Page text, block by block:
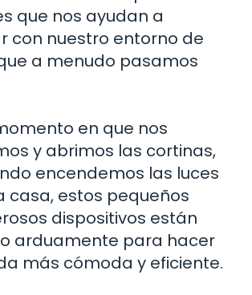
que nos ayudan a
con nuestro entorno de
a menudo pasamos
en que nos
y abrimos las cortinas,
encendemos las luces
casa, estos pequeños
dispositivos están
arduamente para hacer
más cómoda y eficiente.